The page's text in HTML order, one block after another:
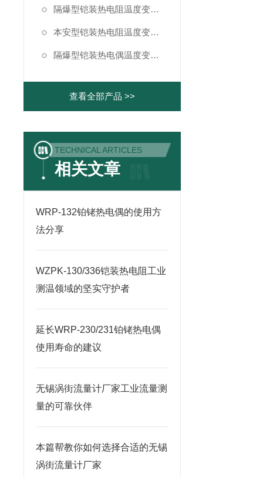
隔爆型铠装热电阻温度变送器
本安型铠装热电阻温度变送器
隔爆型铠装热电偶温度变送器
查看全部产品 >>
TECHNICAL ARTICLES
相关文章
WRP-132铂铑热电偶的使用方
法分享
WZPK-130/336铠装热电阻工业
测温领域的坚实守护者
延长WRP-230/231铂铑热电偶
使用寿命的建议
无锡涡街流量计厂家工业流量测
量的可靠伙伴
本篇帮教你如何选择合适的无锡
涡街流量计厂家